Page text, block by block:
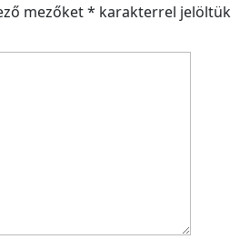
mezőket* karakterrel jelöltük